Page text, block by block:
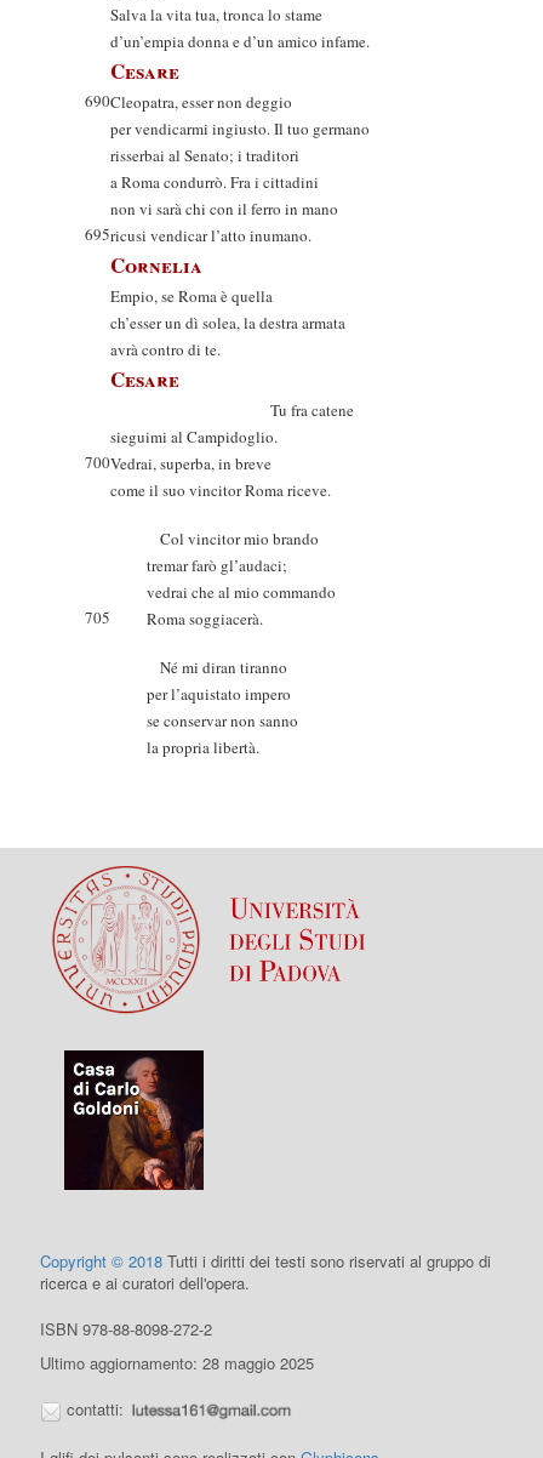
Salva la vita tua, tronca lo stame
d’un’empia donna e d’un amico infame.
Cesare
690Cleopatra, esser non deggio
per vendicarmi ingiusto. Il tuo germano
risserbai al Senato; i traditori
a Roma condurrò. Fra i cittadini
non vi sarà chi con il ferro in mano
695ricusi vendicar l’atto inumano.
Cornelia
Empio, se Roma è quella
ch’esser un dì solea, la destra armata
avrà contro di te.
Cesare
Tu fra catene
sieguimi al Campidoglio.
700Vedrai, superba, in breve
come il suo vincitor Roma riceve.
Col vincitor mio brando
tremar farò gl’audaci;
vedrai che al mio commando
705
Roma soggiacerà.
Né mi diran tiranno
per l’aquistato impero
se conservar non sanno
la propria libertà.
Copyright © 2018 Tutti i diritti dei testi sono riservati al gruppo di
ricerca e ai curatori dell'opera.
ISBN 978-88-8098-272-2
Ultimo aggiornamento: 28 maggio 2025
contatti: